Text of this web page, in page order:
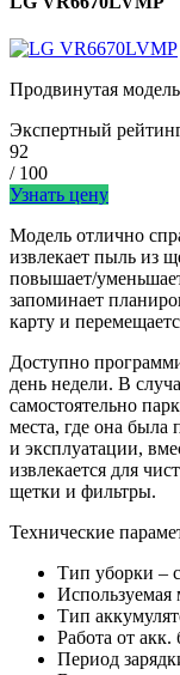
Продвинутая
Экспертный
92
/ 100
Узнать цену
Модель отлично
извлекает пыль из
повышает/
запоминает
карту и
Доступно
день недели. В
самостоятельно
места, где она была
и эксплуатации,
извлекается для
щетки и фильтры.
Технические
Тип уборки –
Тип
Работа от
Период